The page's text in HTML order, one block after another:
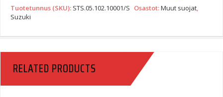
Levikesarja,
Suzuki
650
XT
Quantity
Tuotetunnus (SKU): STS.05.102.10001/S Osastot:Muut suojat,
Suzuki
RELATED PRODUCTS